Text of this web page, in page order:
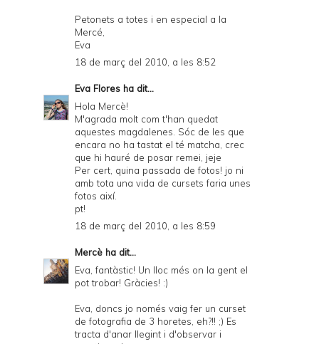
Petonets a totes i en especial a la
Mercé,
Eva
18 de març del 2010, a les 8:52
Eva Flores ha dit...
Hola Mercè!
M'agrada molt com t'han quedat
aquestes magdalenes. Sóc de les que
encara no ha tastat el té matcha, crec
que hi hauré de posar remei, jeje
Per cert, quina passada de fotos! jo ni
amb tota una vida de cursets faria unes
fotos així.
pt!
18 de març del 2010, a les 8:59
Mercè ha dit...
Eva, fantàstic! Un lloc més on la gent el
pot trobar! Gràcies! :)
Eva, doncs jo només vaig fer un curset
de fotografia de 3 horetes, eh?!! ;) Es
tracta d'anar llegint i d'observar i